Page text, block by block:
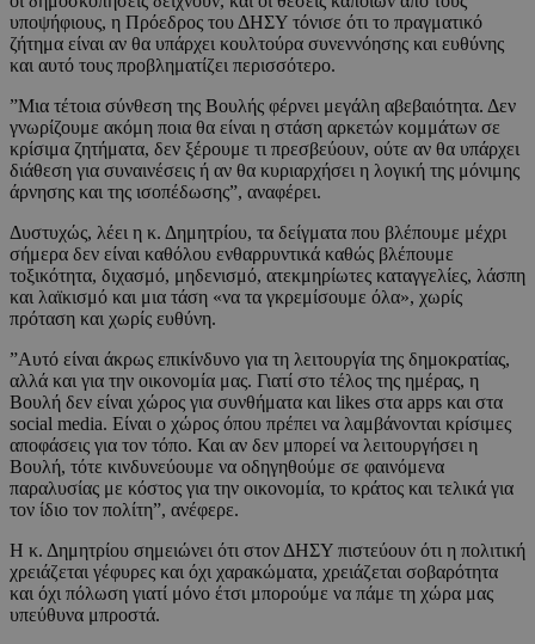
υποψήφιους, η Πρόεδρος του ΔΗΣΥ τόνισε ότι το πραγματικό
ζήτημα είναι αν θα υπάρχει κουλτούρα συνεννόησης και ευθύνης
και αυτό τους προβληματίζει περισσότερο.
”Μια τέτοια σύνθεση της Βουλής φέρνει μεγάλη αβεβαιότητα. Δεν
γνωρίζουμε ακόμη ποια θα είναι η στάση αρκετών κομμάτων σε
κρίσιμα ζητήματα, δεν ξέρουμε τι πρεσβεύουν, ούτε αν θα υπάρχει
διάθεση για συναινέσεις ή αν θα κυριαρχήσει η λογική της μόνιμης
άρνησης και της ισοπέδωσης”, αναφέρει.
Δυστυχώς, λέει η κ. Δημητρίου, τα δείγματα που βλέπουμε μέχρι
σήμερα δεν είναι καθόλου ενθαρρυντικά καθώς βλέπουμε
τοξικότητα, διχασμό, μηδενισμό, ατεκμηρίωτες καταγγελίες, λάσπη
και λαϊκισμό και μια τάση «να τα γκρεμίσουμε όλα», χωρίς
πρόταση και χωρίς ευθύνη.
”Αυτό είναι άκρως επικίνδυνο για τη λειτουργία της δημοκρατίας,
αλλά και για την οικονομία μας. Γιατί στο τέλος της ημέρας, η
Βουλή δεν είναι χώρος για συνθήματα και likes στα apps και στα
social media. Είναι ο χώρος όπου πρέπει να λαμβάνονται κρίσιμες
αποφάσεις για τον τόπο. Και αν δεν μπορεί να λειτουργήσει η
Βουλή, τότε κινδυνεύουμε να οδηγηθούμε σε φαινόμενα
παραλυσίας με κόστος για την οικονομία, το κράτος και τελικά για
τον ίδιο τον πολίτη”, ανέφερε.
Η κ. Δημητρίου σημειώνει ότι στον ΔΗΣΥ πιστεύουν ότι η πολιτική
χρειάζεται γέφυρες και όχι χαρακώματα, χρειάζεται σοβαρότητα
και όχι πόλωση γιατί μόνο έτσι μπορούμε να πάμε τη χώρα μας
υπεύθυνα μπροστά.